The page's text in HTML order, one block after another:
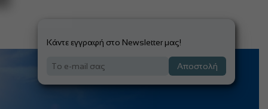
Κάντε εγγραφή στο Newsletter μας!
Αποστολή